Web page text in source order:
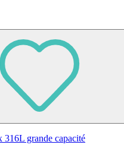
316L grande capacité